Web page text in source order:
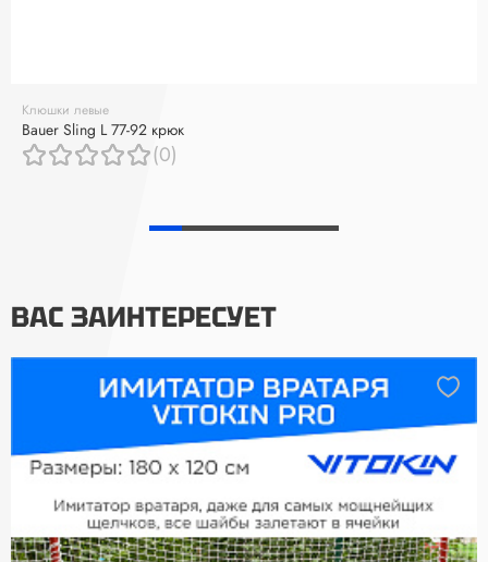
Клюшки левые
Bauer Sling L 77-92 крюк
(0)
ВАС ЗАИНТЕРЕСУЕТ